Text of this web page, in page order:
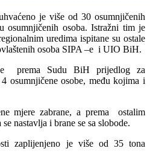
je više od 30 osumnjičenih
osumnjičenih osoba. Istražni tim je
uredima ispitane su ostale
osoba SIPA –e i UIO BiH.
prema Sudu BiH prijedlog za
osumnjičene osobe, među kojima i
mjere zabrane, a prema ostalim
nastavlja i brane se sa slobode.
zaplijenjeno je više od 35 tona